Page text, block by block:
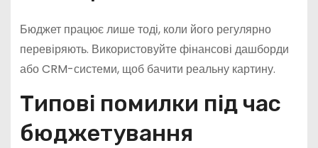
Бюджет працює лише тоді, коли його регулярно
перевіряють. Використовуйте фінансові дашборди
або CRM-системи, щоб бачити реальну картину.
Типові помилки під час
бюджетування